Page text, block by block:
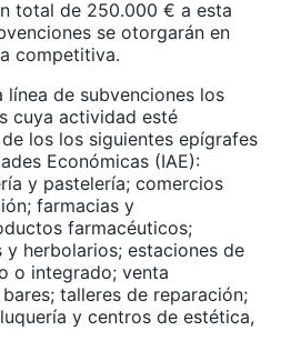
total de 250.000 € a esta
se otorgarán en
competitiva.
línea de subvenciones los
cuya actividad esté
los los siguientes epígrafes
Económicas (IAE):
y pastelería; comercios
farmacias y
farmacéuticos;
herbolarios; estaciones de
o integrado; venta
talleres de reparación;
y centros de estética,